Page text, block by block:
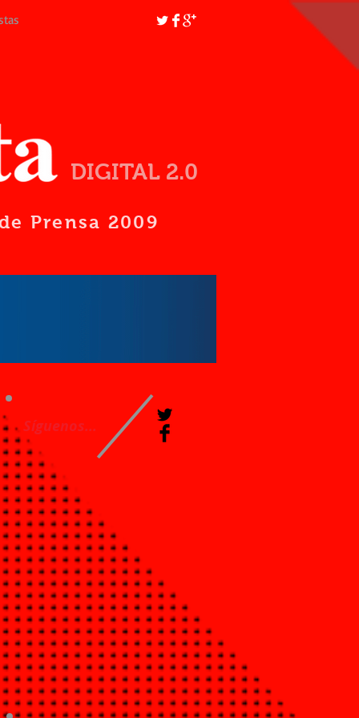
DIGITAL 2.0
Prensa 2009
Síguenos...